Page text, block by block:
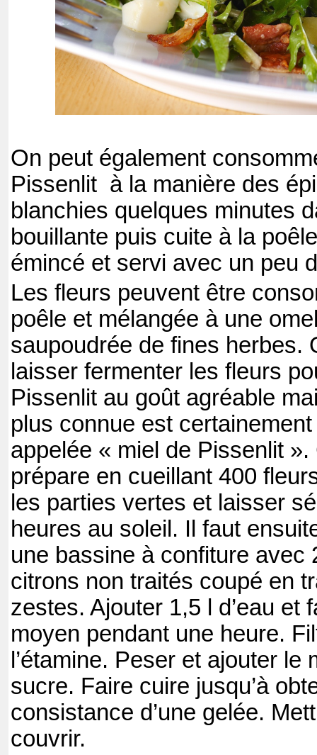
On peut également
Pissenlit à la manière des
blanchies quelques minutes
bouillante puis cuite à la
émincé et servi avec un peu
Les fleurs peuvent être
poêle et mélangée à une
saupoudrée de fines herbes.
laisser fermenter les fleurs
Pissenlit au goût agréable
plus connue est
appelée « miel de Pissenlit
prépare en cueillant 400
les parties vertes et laisser
heures au soleil. Il faut
une bassine à confiture avec
citrons non traités coupé en
zestes. Ajouter 1,5 l d’eau et
moyen pendant une heure.
l’étamine. Peser et ajouter le
sucre. Faire cuire jusqu’à
consistance d’une gelée.
couvrir.